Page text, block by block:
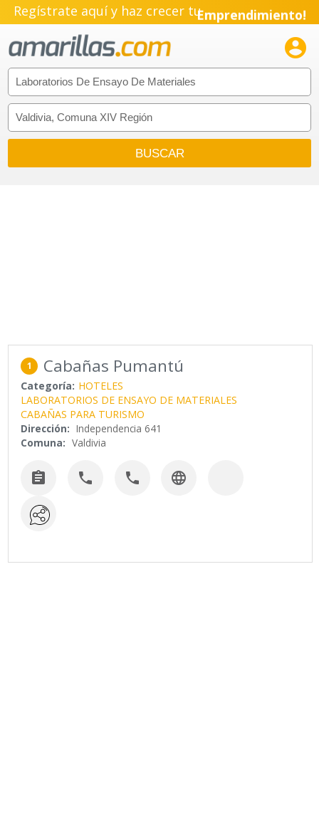
Regístrate aquí y haz crecer tuEmprendimiento!

1 Cabañas Pumantú
Categoría: HOTELES
LABORATORIOS DE ENSAYO DE MATERIALES
CABAÑAS PARA TURISMO
Dirección: Independencia 641
Comuna: Valdivia
   